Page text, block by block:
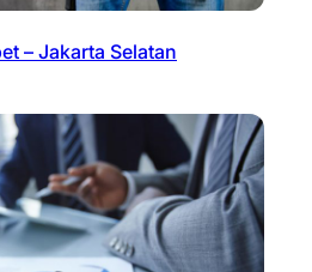
– Jakarta Selatan